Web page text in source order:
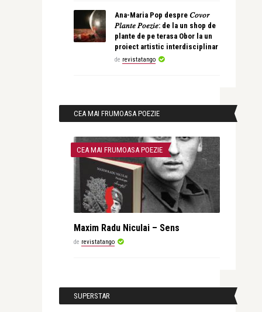
Ana-Maria Pop despre 𝐶𝑜𝑣𝑜𝑟
𝑃𝑙𝑎𝑛𝑡𝑒 𝑃𝑜𝑒𝑧𝑖𝑒: de la un shop de
plante de pe terasa Obor la un
proiect artistic interdisciplinar
de revistatango
CEA MAI FRUMOASA POEZIE
CEA MAI FRUMOASA POEZIE
Maxim Radu Niculai – Sens
de revistatango
SUPERSTAR